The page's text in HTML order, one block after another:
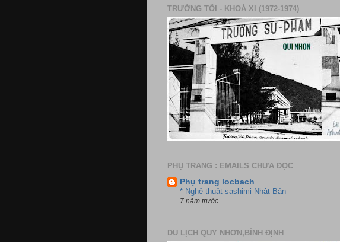
TRƯỜNG TÔI - KHOÁ XI (1972-1974)
PHỤ TRANG : EMAILS CHƯA ĐỌC
Phụ trang locbach
* Nghệ thuật sashimi Nhật Bản
7 năm trước
DU LỊCH QUY NHƠN,BÌNH ĐỊNH